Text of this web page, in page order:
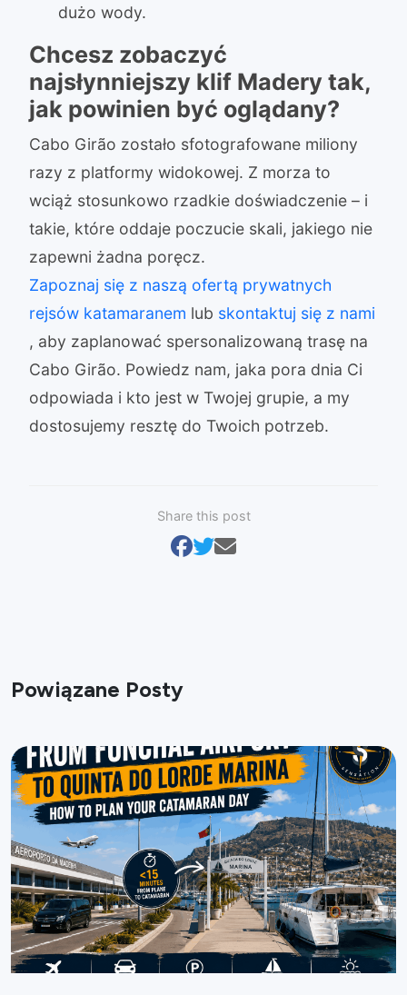
dużo wody.
Chcesz zobaczyć
najsłynniejszy klif Madery tak,
jak powinien być oglądany?
Cabo Girão zostało sfotografowane miliony
razy z platformy widokowej. Z morza to
wciąż stosunkowo rzadkie doświadczenie – i
takie, które oddaje poczucie skali, jakiego nie
zapewni żadna poręcz.
Zapoznaj się z naszą ofertą prywatnych
rejsów katamaranem lub skontaktuj się z nami
, aby zaplanować spersonalizowaną trasę na
Cabo Girão. Powiedz nam, jaka pora dnia Ci
odpowiada i kto jest w Twojej grupie, a my
dostosujemy resztę do Twoich potrzeb.
Share this post
Powiązane Posty